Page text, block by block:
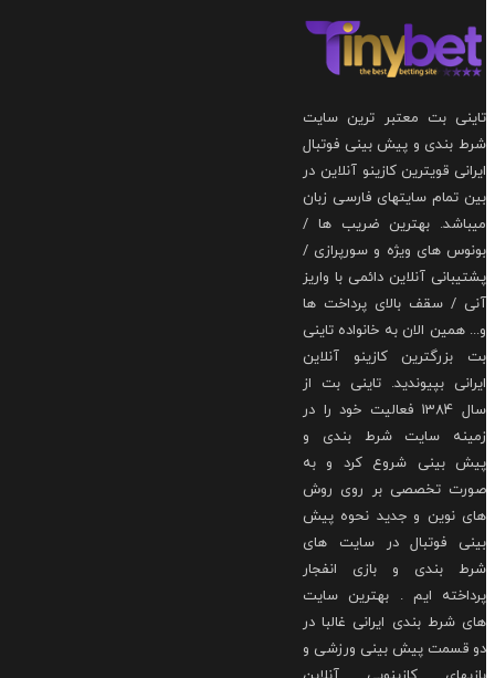
بت معتبر ترین سایت
و پیش بینی فوتبال
قویترین کازینو آنلاین در
سایتهای فارسی زبان
بهترین ضریب ها /
های ویژه و سورپرازی /
آنلاین دائمی با واریز
سقف بالای پرداخت ها
الان به خانواده تاینی
کازینو آنلاین
بپیوندید. تاینی بت از
سال 1384 فعالیت خود را در
سایت شرط بندی و
بینی شروع کرد و به
تخصصی بر روی روش
و جدید نحوه پیش
فوتبال در سایت های
و بازی انفجار
ایم . بهترین سایت
بندی ایرانی غالبا در
پیش بینی ورزشی و